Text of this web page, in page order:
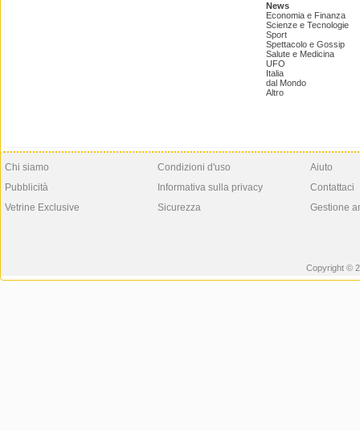
News
Economia e Finanza
Scienze e Tecnologie
Sport
Spettacolo e Gossip
Salute e Medicina
UFO
Italia
dal Mondo
Altro
Chi siamo
Pubblicità
Vetrine Exclusive
Condizioni d'uso
Informativa sulla privacy
Sicurezza
Aiuto
Contattaci
Gestione
Copyright ©